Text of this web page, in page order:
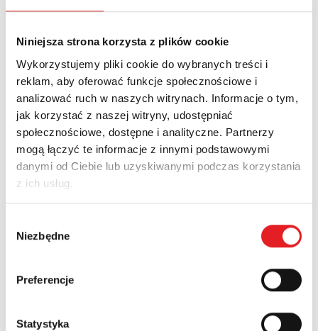
Niniejsza strona korzysta z plików cookie
Wykorzystujemy pliki cookie do wybranych treści i
reklam, aby oferować funkcje społecznościowe i
analizować ruch w naszych witrynach. Informacje o tym,
jak korzystać z naszej witryny, udostępniać
społecznościowe, dostępne i analityczne. Partnerzy
mogą łączyć te informacje z innymi podstawowymi
danymi od Ciebie lub uzyskiwanymi podczas korzystania
z ich usług.
zgody
Niezbędne
Preferencje
Statystyka
Zapytaj o szczegóły oferty
Imię i nazwisko: *
Adres e-mail: *